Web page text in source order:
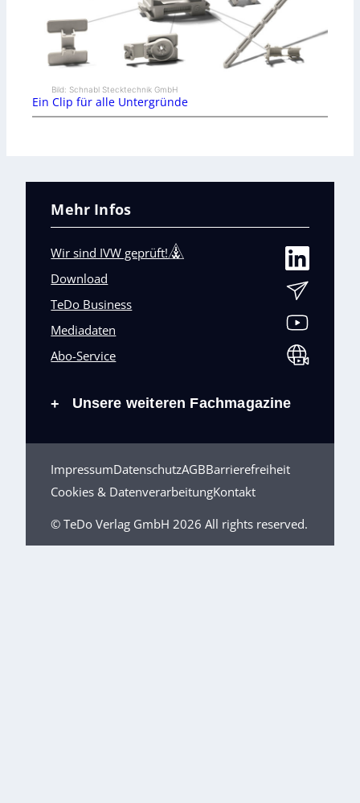
Bild: Schnabl Stecktechnik GmbH
Ein Clip für alle Untergründe
Mehr Infos
Wir sind IVW geprüft!
Download
TeDo Business
Mediadaten
Abo-Service
+ Unsere weiteren Fachmagazine
ImpressumDatenschutzAGBBarrierefreiheit
Cookies & DatenverarbeitungKontakt
© TeDo Verlag GmbH 2026 All rights reserved.